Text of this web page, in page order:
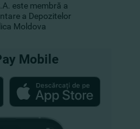
este membră a
a Depozitelor
Moldova
Mobile